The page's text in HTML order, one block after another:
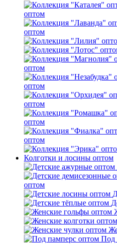
оптом
оптом
оптом
оптом
оптом
оптом
оптом
Колготки и лосины оптом
оптом
Под